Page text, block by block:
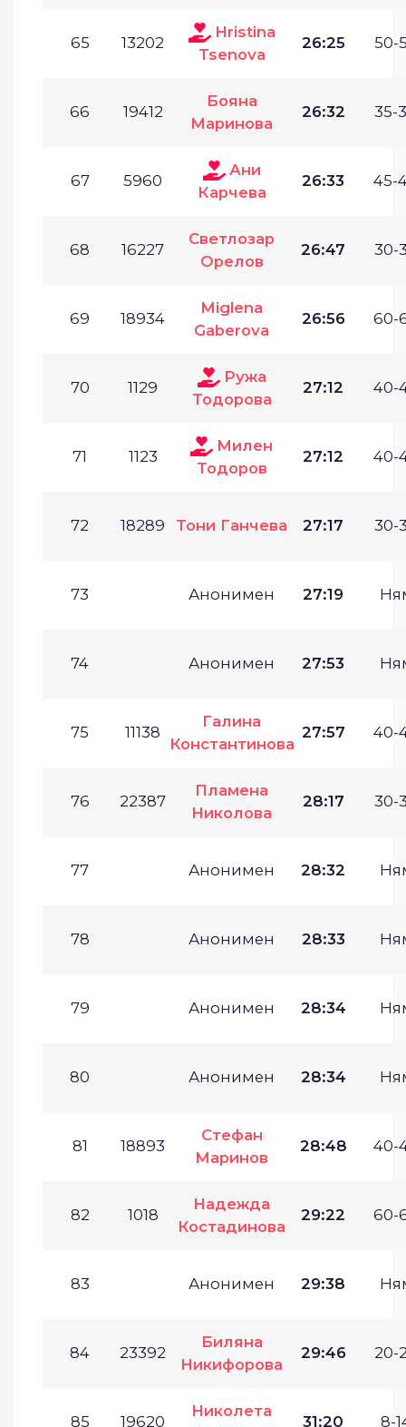
65 13202
Hristina
Tsenova
26:25 50-
66 19412
Бояна
Маринова
26:32 35-
67 5960
Ани
Карчева
26:33 45-
68 16227
Светлозар
Орелов
26:47 30-
69 18934
Miglena
Gaberova
26:56 60-
70 1129
Ружа
Тодорова
27:12 40-
71 1123
Милен
Тодоров
27:12 40-
72 18289 Тони Ганчева 27:17 30-
73 Анонимен 27:19
74 Анонимен 27:53
75 11138
Галина
Константинова
27:57 40-
76 22387
Пламена
Николова
28:17 30-
77 Анонимен 28:32
78 Анонимен 28:33
79 Анонимен 28:34
80 Анонимен 28:34
81 18893
Стефан
Маринов
28:48 40-
82 1018
Надежда
Костадинова
29:22 60-
83 Анонимен 29:38
84 23392
Биляна
Никифорова
29:46 20-
85 19620
Николета
31:20 8-